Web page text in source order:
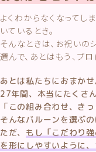
よくわからなくなってし
いているとき。
そんなときは、お祝いの
選んで、あとはもう、プ
あとは私たちにおまかせ
27年間、本当にたくさ
「この組み合わせ、き
そんなバルーンを選ぶ
ただ、 もし「こだわり
を形にしやすいように